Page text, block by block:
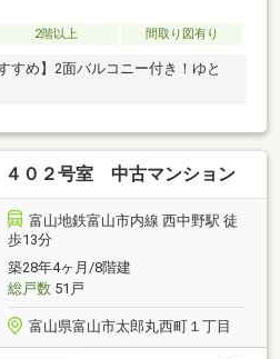
2階以上 間取り図有り
すめ】2面バルコニー付き！ゆと
０２号室 中古マンション
富山地鉄富山市内線 西中野駅 徒
歩13分
築28年4ヶ月/8階建
総戸数51戸
富山県富山市太郎丸西町１丁目